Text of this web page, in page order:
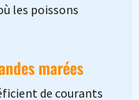
les poissons
marées
de courants